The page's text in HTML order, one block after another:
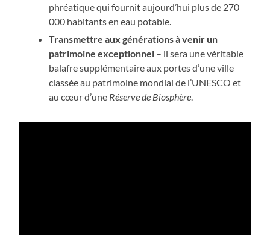
phréatique qui fournit aujourd’hui plus de 270
000 habitants en eau potable.
Transmettre aux générations à venir un
patrimoine exceptionnel – il sera une véritable
balafre supplémentaire aux portes d’une ville
classée au patrimoine mondial de l’UNESCO et
au cœur d’une Réserve de Biosphère